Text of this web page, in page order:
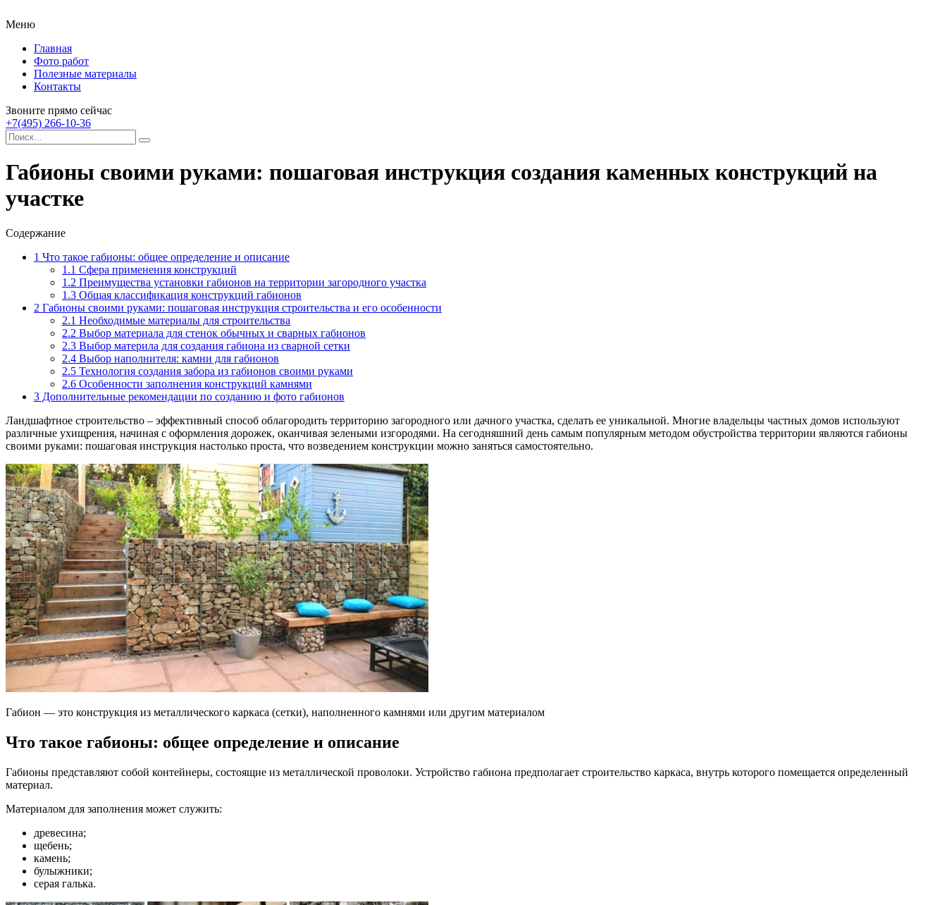
Меню
Главная
Фото работ
Полезные материалы
Контакты
Звоните прямо сейчас
+7(495) 266-10-36
Габионы своими руками: пошаговая инструкция создания каменных конструкций на
участке
Содержание
1 Что такое габионы: общее определение и описание
1.1 Сфера применения конструкций
1.2 Преимущества установки габионов на территории загородного участка
1.3 Общая классификация конструкций габионов
2 Габионы своими руками: пошаговая инструкция строительства и его особенности
2.1 Необходимые материалы для строительства
2.2 Выбор материала для стенок обычных и сварных габионов
2.3 Выбор материла для создания габиона из сварной сетки
2.4 Выбор наполнителя: камни для габионов
2.5 Технология создания забора из габионов своими руками
2.6 Особенности заполнения конструкций камнями
3 Дополнительные рекомендации по созданию и фото габионов
Ландшафтное строительство – эффективный способ облагородить территорию загородного или дачного участка, сделать ее уникальной. Многие владельцы частных домов используют
различные ухищрения, начиная с оформления дорожек, оканчивая зелеными изгородями. На сегодняшний день самым популярным методом обустройства территории являются габионы
своими руками: пошаговая инструкция настолько проста, что возведением конструкции можно заняться самостоятельно.
Габион — это конструкция из металлического каркаса (сетки), наполненного камнями или другим материалом
Что такое габионы: общее определение и описание
Габионы представляют собой контейнеры, состоящие из металлической проволоки. Устройство габиона предполагает строительство каркаса, внутрь которого помещается определенный
материал.
Материалом для заполнения может служить:
древесина;
щебень;
камень;
булыжники;
серая галька.